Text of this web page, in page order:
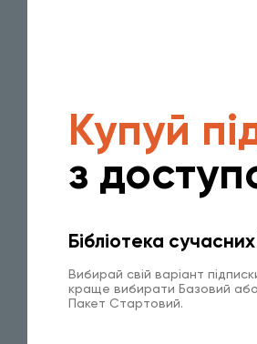
Купуй
з
Бібліотека
Вибирай свій варіант
краще вибирати Базовий або
Пакет Стартовий.